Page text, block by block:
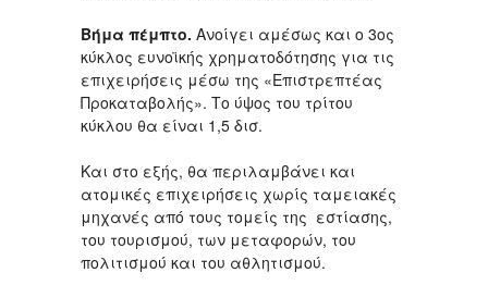
Βήμα πέμπτο. Ανοίγει αμέσως και ο 3ος
κύκλος ευνοϊκής χρηματοδότησης για τις
επιχειρήσεις μέσω της «Επιστρεπτέας
Προκαταβολής». Το ύψος του τρίτου
κύκλου θα είναι 1,5 δισ.
Και στο εξής, θα περιλαμβάνει και
ατομικές επιχειρήσεις χωρίς ταμειακές
μηχανές από τους τομείς της εστίασης,
του τουρισμού, των μεταφορών, του
πολιτισμού και του αθλητισμού.